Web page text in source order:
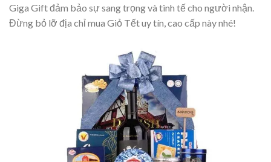
Giga Gift đảm bảo sự sang trọng và tinh tế cho người nhận.
Đừng bỏ lỡ địa chỉ mua Giỏ Tết uy tín, cao cấp này nhé!